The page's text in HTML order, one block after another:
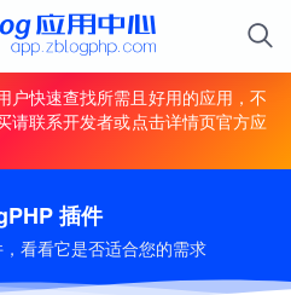
户快速查找所需且好用的应用，不
请联系开发者或点击详情页官方应
插件
看看它是否适合您的需求